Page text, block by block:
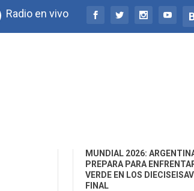
Radio en vivo
MUNDIAL 2026:
PREPARA PARA
VERDE EN LOS
FINAL